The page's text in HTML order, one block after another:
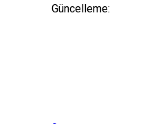
Güncelleme: